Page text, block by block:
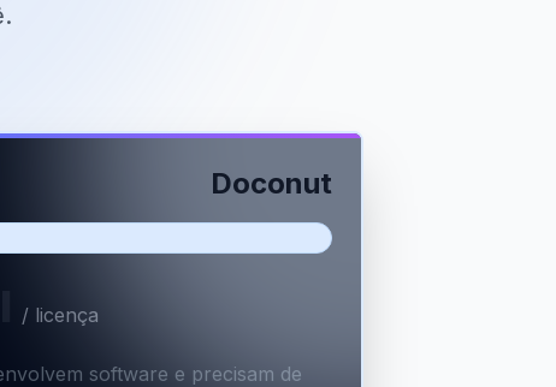
Doconut
/ licença
software e precisam de